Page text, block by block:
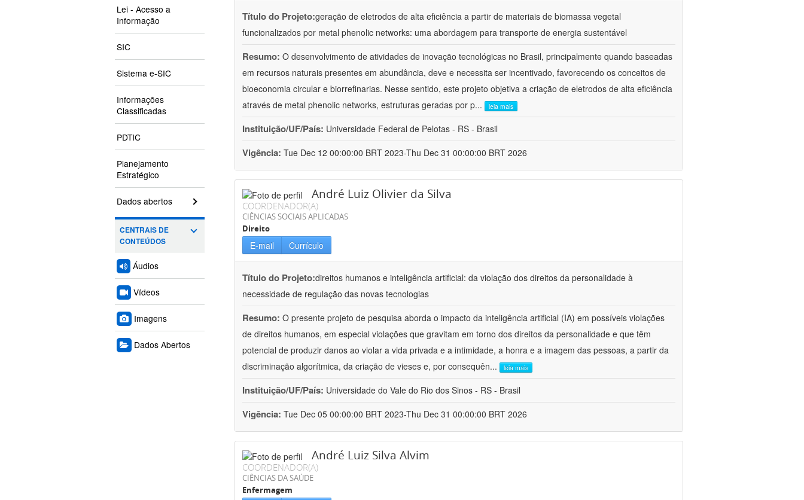
Lei - Acesso a
Informação
SIC
Sistema e-SIC
Informações
Classificadas
PDTIC
Planejamento
Estratégico
Dados abertos
CENTRAIS DE
CONTEÚDOS
Áudios
Vídeos
Imagens
Dados Abertos
Título do Projeto:geração de eletrodos de alta eficiência a partir de materiais de biomassa vegetal
funcionalizados por metal phenolic networks: uma abordagem para transporte de energia sustentável
Resumo: O desenvolvimento de atividades de inovação tecnológicas no Brasil, principalmente quando baseadas
em recursos naturais presentes em abundância, deve e necessita ser incentivado, favorecendo os conceitos de
bioeconomia circular e biorrefinarias. Nesse sentido, este projeto objetiva a criação de eletrodos de alta eficiência
através de metal phenolic networks, estruturas geradas por p... leia mais
Instituição/UF/País: Universidade Federal de Pelotas - RS - Brasil
Vigência: Tue Dec 12 00:00:00 BRT 2023-Thu Dec 31 00:00:00 BRT 2026
André Luiz Olivier da Silva
COORDENADOR(A)
CIÊNCIAS SOCIAIS APLICADAS
Direito
E-mail Currículo
Título do Projeto:direitos humanos e inteligência artificial: da violação dos direitos da personalidade à
necessidade de regulação das novas tecnologias
Resumo: O presente projeto de pesquisa aborda o impacto da inteligência artificial (IA) em possíveis violações
de direitos humanos, em especial violações que gravitam em torno dos direitos da personalidade e que têm
potencial de produzir danos ao violar a vida privada e a intimidade, a honra e a imagem das pessoas, a partir da
discriminação algorítmica, da criação de vieses e, por consequên... leia mais
Instituição/UF/País: Universidade do Vale do Rio dos Sinos - RS - Brasil
Vigência: Tue Dec 05 00:00:00 BRT 2023-Thu Dec 31 00:00:00 BRT 2026
André Luiz Silva Alvim
COORDENADOR(A)
CIÊNCIAS DA SAÚDE
Enfermagem